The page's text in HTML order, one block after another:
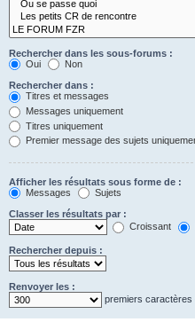
Rechercher dans les sous-forums :
Oui
Non
Rechercher dans :
Titres et messages
Messages uniquement
Titres uniquement
Premier message des sujets
Afficher les résultats sous forme de :
Messages
Sujets
Classer les résultats par :
Croissant
Rechercher depuis :
Renvoyer les :
premiers caractères